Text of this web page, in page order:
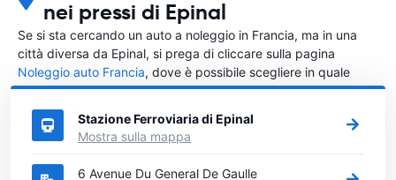
nei pressi di Epinal
Se si sta cercando un auto a noleggio in Francia, ma in una
città diversa da Epinal, si prega di cliccare sulla pagina
Noleggio auto Francia, dove è possibile scegliere in quale
città in Francia si vuole noleggiare l'auto.
Stazione Ferroviaria di Epinal
Mostra sulla mappa
6 Avenue Du General De Gaulle